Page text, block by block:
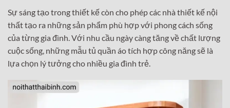
Sự sáng tạo trong thiết kế còn cho phép các nhà thiết kế nội
thất tạo ra những sản phẩm phù hợp với phong cách sống
của từng gia đình. Với nhu cầu ngày càng tăng về chất lượng
cuộc sống, những mẫu tủ quần áo tích hợp công năng sẽ là
lựa chọn lý tưởng cho nhiều gia đình trẻ.